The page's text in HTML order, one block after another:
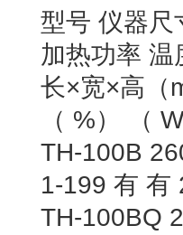
型号 仪器尺
加热功率 温
长×宽×高（
（ %） （
TH-100B
1-199 有 有
TH-100BQ